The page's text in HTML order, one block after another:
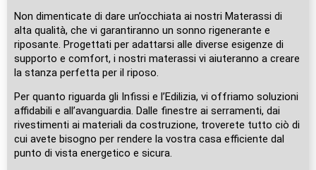
Non dimenticate di dare un’occhiata ai nostri Materassi di
alta qualità, che vi garantiranno un sonno rigenerante e
riposante. Progettati per adattarsi alle diverse esigenze di
supporto e comfort, i nostri materassi vi aiuteranno a creare
la stanza perfetta per il riposo.
Per quanto riguarda gli Infissi e l’Edilizia, vi offriamo soluzioni
affidabili e all’avanguardia. Dalle finestre ai serramenti, dai
rivestimenti ai materiali da costruzione, troverete tutto ciò di
cui avete bisogno per rendere la vostra casa efficiente dal
punto di vista energetico e sicura.